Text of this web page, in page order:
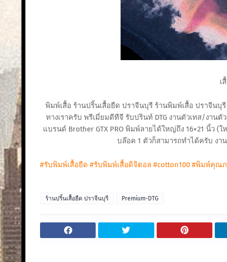
เ
พิมพ์เสื้อ ร้านปริ้นเสื้อยืด ปราจีนบุรี ร้านพิมพ์เสื้อ ปราจีนบุรี
ทางเราครับ พรีเมี่ยมดีทีจี รับปรินท์ DTG งานตัวเทส/งาน
แบรนด์ Brother GTX PRO พิมพ์ลายได้ใหญ่ถึง 16×21 นิ้ว
บล๊อค 1 ตัวก็สามารถทำได้ครับ งา
#รับพิมพ์เสื้อยืด #รับพิมพ์เสื้อดิจิตอล #cotton100 #พิมพ์คุณภ
ร้านปริ้นเสื้อยืด ปราจีนบุรี Premium-DTG